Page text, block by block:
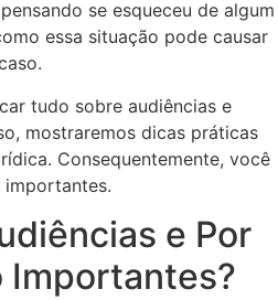
se esqueceu de algum
essa situação pode causar
tudo sobre audiências e
mostraremos dicas práticas
Consequentemente, você
importantes.
e Por
Importantes?